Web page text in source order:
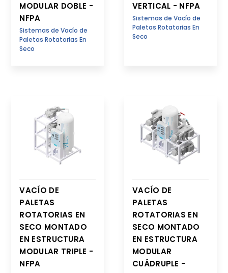
MODULAR DOBLE -
NFPA
Sistemas de Vacío de
Paletas Rotatorias En
Seco
VERTICAL - NFPA
Sistemas de Vacío de
Paletas Rotatorias En
Seco
VACÍO DE
PALETAS
ROTATORIAS EN
SECO MONTADO
EN ESTRUCTURA
MODULAR TRIPLE -
NFPA
VACÍO DE
PALETAS
ROTATORIAS EN
SECO MONTADO
EN ESTRUCTURA
MODULAR
CUÁDRUPLE -